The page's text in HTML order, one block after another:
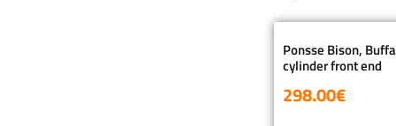
Ponsse Bison,
cylinder front end
298.00€